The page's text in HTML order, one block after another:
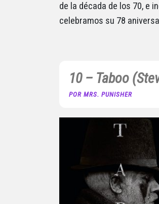
de la década de los 70, e
celebramos su 78
10 – Taboo
POR MRS. PUNISHER